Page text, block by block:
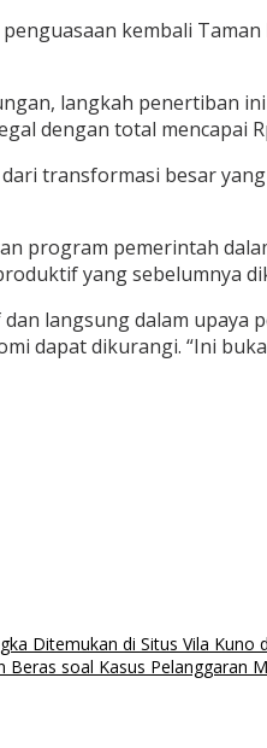
kembali
langkah penertiban
dengan total mencapai
transformasi besar
program pemerintah
yang sebelumnya
langsung dalam
dapat dikurangi. “Ini
Ditemukan di Situs Vila Kuno
Beras soal Kasus Pelanggaran